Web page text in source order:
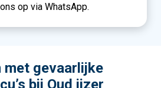
op via WhatsApp.
met gevaarlijke
bij Oud ijzer